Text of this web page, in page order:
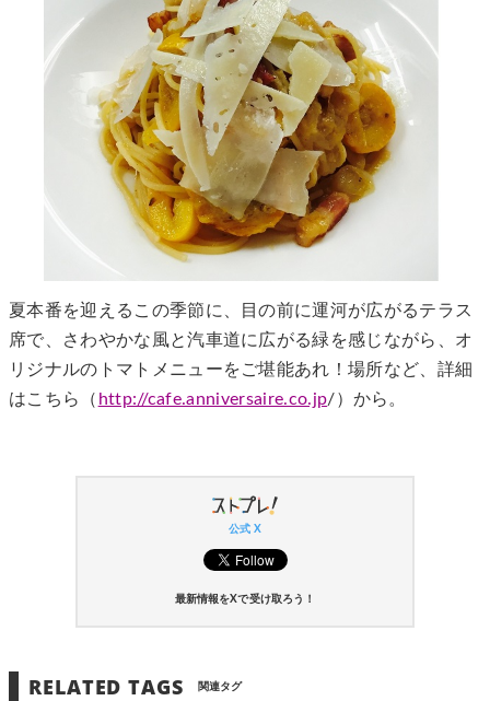
夏本番を迎えるこの季節に、目の前に運河が広がるテラス
席で、さわやかな風と汽車道に広がる緑を感じながら、オ
リジナルのトマトメニューをご堪能あれ！場所など、詳細
はこちら（ http://cafe.anniversaire.co.jp/）から。
公式 X
最新情報をXで受け取ろう！
RELATED TAGS 関連タグ